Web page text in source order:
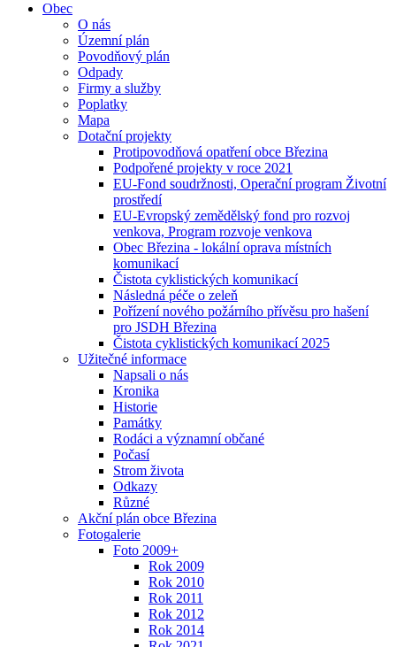
Obec
O nás
Územní plán
Povodňový plán
Odpady
Firmy a služby
Poplatky
Mapa
Dotační projekty
Protipovodňová opatření obce Březina
Podpořené projekty v roce 2021
EU-Fond soudržnosti, Operační program Životní
prostředí
EU-Evropský zemědělský fond pro rozvoj
venkova, Program rozvoje venkova
Obec Březina - lokální oprava místních
komunikací
Čistota cyklistických komunikací
Následná péče o zeleň
Pořízení nového požárního přívěsu pro hašení
pro JSDH Březina
Čistota cyklistických komunikací 2025
Užitečné informace
Napsali o nás
Kronika
Historie
Památky
Rodáci a významní občané
Počasí
Strom života
Odkazy
Různé
Akční plán obce Březina
Fotogalerie
Foto 2009+
Rok 2009
Rok 2010
Rok 2011
Rok 2012
Rok 2014